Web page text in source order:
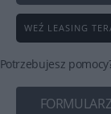
WEŹ LEASING
Potrzebujesz